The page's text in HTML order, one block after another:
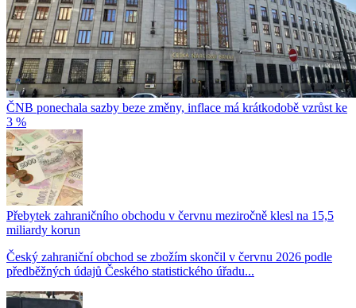
ČNB ponechala sazby beze změny, inflace má krátkodobě vzrůst ke
3 %
Přebytek zahraničního obchodu v červnu meziročně klesl na 15,5
miliardy korun
Český zahraniční obchod se zbožím skončil v červnu 2026 podle
předběžných údajů Českého statistického úřadu...